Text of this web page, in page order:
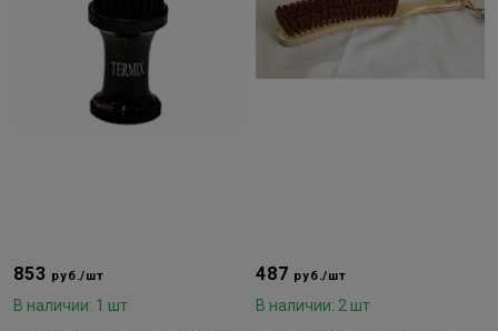
853 руб./шт
В наличии: 1 шт
487 руб./шт
В наличии: 2 шт